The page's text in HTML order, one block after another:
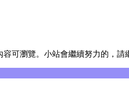
可瀏覽。小站會繼續努力的，請